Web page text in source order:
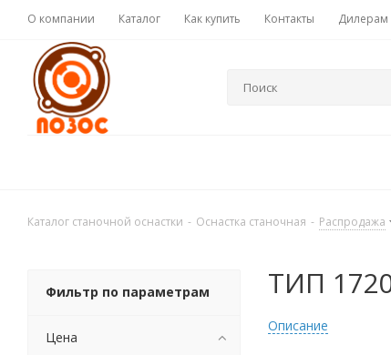
О компании Каталог Как купить Контакты Дилерам
Каталог станочной оснастки - Оснастка станочная - Распродажа
ТИП
Описание
Фильтр по параметрам
Цена